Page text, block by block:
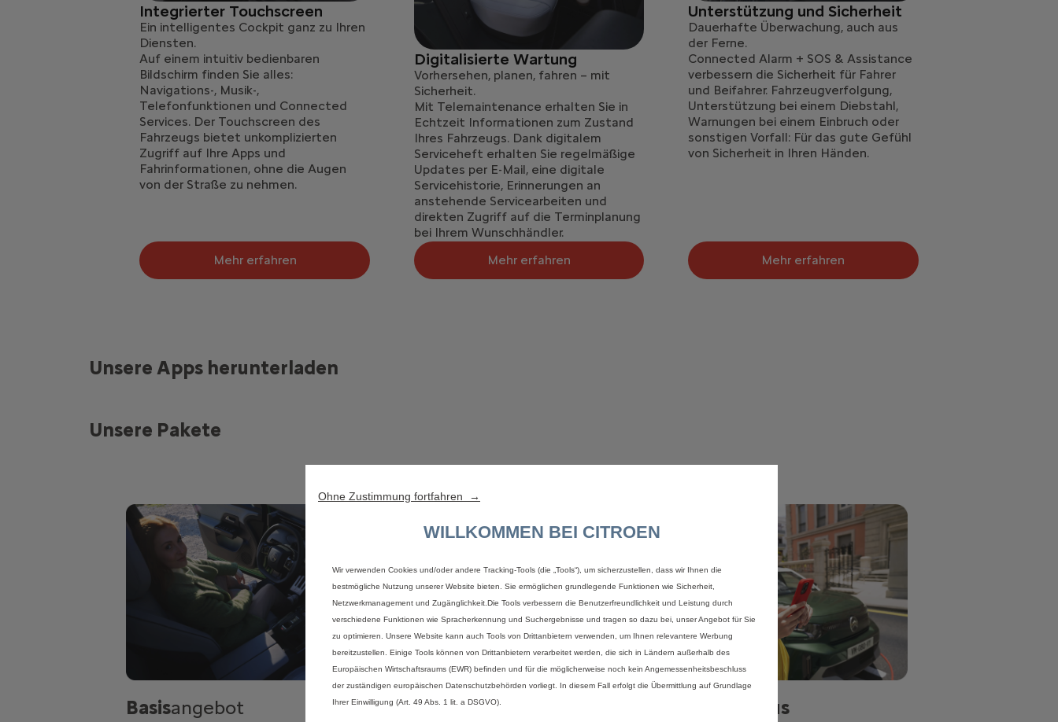
Integrierter Touchscreen
Ein intelligentes Cockpit ganz zu Ihren
Diensten.
Auf einem intuitiv bedienbaren
Bildschirm finden Sie alles:
Navigations-, Musik-,
Telefonfunktionen und Connected
Services. Der Touchscreen des
Fahrzeugs bietet unkomplizierten
Zugriff auf Ihre Apps und
Fahrinformationen, ohne die Augen
von der Straße zu nehmen.
Mehr erfahren
Digitalisierte Wartung
Vorhersehen, planen, fahren – mit
Sicherheit.
Mit Telemaintenance erhalten Sie in
Echtzeit Informationen zum Zustand
Ihres Fahrzeugs. Dank digitalem
Serviceheft erhalten Sie regelmäßige
Updates per E-Mail, eine digitale
Servicehistorie, Erinnerungen an
anstehende Servicearbeiten und
direkten Zugriff auf die Terminplanung
bei Ihrem Wunschhändler.
Mehr erfahren
Unterstützung und Sicherheit
Dauerhafte Überwachung, auch aus
der Ferne.
Connected Alarm + SOS & Assistance
verbessern die Sicherheit für Fahrer
und Beifahrer. Fahrzeugverfolgung,
Unterstützung bei einem Diebstahl,
Warnungen bei einem Einbruch oder
sonstigen Vorfall: Für das gute Gefühl
von Sicherheit in Ihren Händen.
Mehr erfahren
Unsere Apps herunterladen
Unsere Pakete
Basisangebot ConnectOne Plus
Ohne Zustimmung fortfahren →
WILLKOMMEN BEI CITROEN
Wir verwenden Cookies und/oder andere Tracking-Tools (die „Tools“), um sicherzustellen, dass wir Ihnen die
bestmögliche Nutzung unserer Website bieten. Sie ermöglichen grundlegende Funktionen wie Sicherheit,
Netzwerkmanagement und Zugänglichkeit.Die Tools verbessern die Benutzerfreundlichkeit und Leistung durch
verschiedene Funktionen wie Spracherkennung und Suchergebnisse und tragen so dazu bei, unser Angebot für Sie
zu optimieren. Unsere Website kann auch Tools von Drittanbietern verwenden, um Ihnen relevantere Werbung
bereitzustellen. Einige Tools können von Drittanbietern verarbeitet werden, die sich in Ländern außerhalb des
Europäischen Wirtschaftsraums (EWR) befinden und für die möglicherweise noch kein Angemessenheitsbeschluss
der zuständigen europäischen Datenschutzbehörden vorliegt. In diesem Fall erfolgt die Übermittlung auf Grundlage
Ihrer Einwilligung (Art. 49 Abs. 1 lit. a DSGVO).